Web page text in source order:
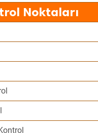
Noktaları